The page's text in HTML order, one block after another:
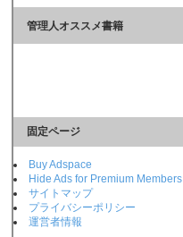
管理人オススメ書籍
固定ページ
Buy Adspace
Hide Ads for Premium Members
サイトマップ
プライバシーポリシー
運営者情報